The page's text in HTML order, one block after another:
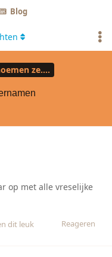
Blog
ze....
op met alle vreselijke
Reageren
dit leuk